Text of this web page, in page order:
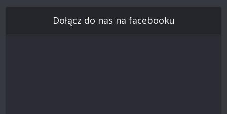
Dołącz do nas na facebooku